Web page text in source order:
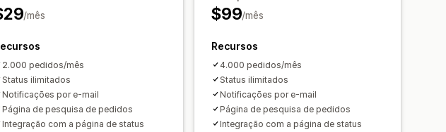
/mês
2.000 pedidos/mês
Status ilimitados
Notificações por e-mail
Página de pesquisa de pedidos
Integração com a página de status
$99/mês
Recursos
4.000 pedidos/mês
Status ilimitados
Notificações por e-mail
Página de pesquisa de pedidos
Integração com a página de status